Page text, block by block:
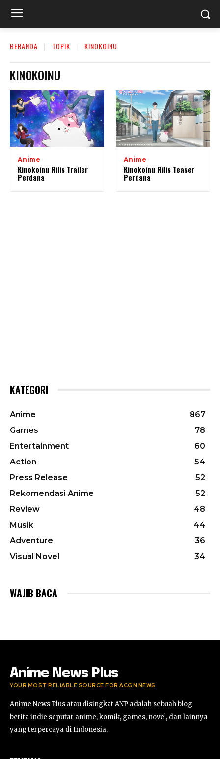
BERANDA TOPIK KINOKOINU
KINOKOINU
Anime
Kinokoinu Rilis Trailer
Perdana
Anime
Kinokoinu Rilis Teaser
Perdana
KATEGORI
Anime
867
Games
78
Entertainment
60
Action
54
Press Release
52
Rekomendasi Anime
52
Review
48
Musik
44
Adventure
36
Visual Novel
34
WAJIB BACA
Anime News Plus
YOUR MOST RELIABLE SOURCE FOR ACGN NEWS
Anime News Plus atau disingkat ANP adalah sebuah blog
berita indie seputar anime, komik, games, novel, dan lainnya
yang terpercaya di Indonesia.